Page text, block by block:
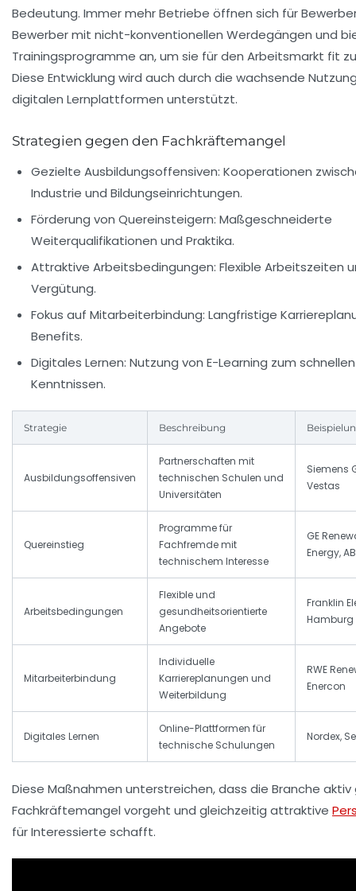
Bedeutung. Immer mehr Betriebe öffnen sich für
Bewerber mit nicht-konventionellen Werdegängen und
Trainingsprogramme an, um sie für den Arbeitsmarkt fit
Diese Entwicklung wird auch durch die wachsende
digitalen Lernplattformen unterstützt.
Strategien gegen den Fachkräftemangel
Gezielte Ausbildungsoffensiven: Kooperationen
Industrie und Bildungseinrichtungen.
Förderung von Quereinsteigern: Maßgeschneiderte
Weiterqualifikationen und Praktika.
Attraktive Arbeitsbedingungen: Flexible Arbeitszeiten
Vergütung.
Fokus auf Mitarbeiterbindung: Langfristige
Benefits.
Digitales Lernen: Nutzung von E-Learning zum
Kenntnissen.
Strategie Beschreibung
Ausbildungsoffensiven
Partnerschaften mit
technischen Schulen und
Universitäten
Siemens
Vestas
Quereinstieg
Programme für
Fachfremde mit
technischem Interesse
GE
Energy,
Arbeitsbedingungen
Flexible und
gesundheitsorientierte
Angebote
Franklin
Hamburg
Mitarbeiterbindung
Individuelle
Karriereplanungen und
Weiterbildung
RWE
Enercon
Digitales Lernen
Online-Plattformen für
technische Schulungen
Nordex,
Diese Maßnahmen unterstreichen, dass die Branche
Fachkräftemangel vorgeht und gleichzeitig attraktive
für Interessierte schafft.